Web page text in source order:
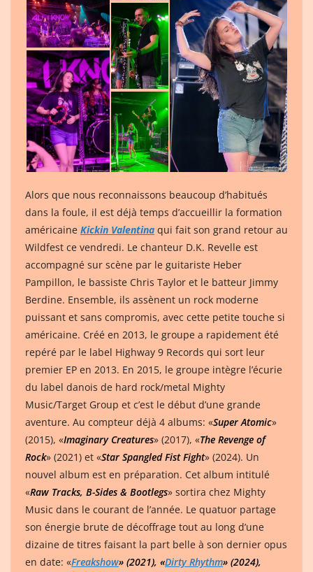
Alors que nous reconnaissons beaucoup d’habitués
dans la foule, il est déjà temps d’accueillir la formation
américaine Kickin Valentina qui fait son grand retour au
Wildfest ce vendredi. Le chanteur D.K. Revelle est
accompagné sur scène par le guitariste Heber
Pampillon, le bassiste Chris Taylor et le batteur Jimmy
Berdine. Ensemble, ils assènent un rock moderne
puissant et sans compromis, avec cette petite touche si
américaine. Créé en 2013, le groupe a rapidement été
repéré par le label Highway 9 Records qui sort leur
premier EP en 2013. En 2015, le groupe intègre l’écurie
du label danois de hard rock/metal Mighty
Music/Target Group et c’est le début d’une grande
aventure. Au compteur déjà 4 albums: «Super Atomic»
(2015), «Imaginary Creatures» (2017), «The Revenge of
Rock» (2021) et «Star Spangled Fist Fight» (2024). Un
nouvel album est en préparation. Cet album intitulé
«Raw Tracks, B-Sides & Bootlegs» sortira chez Mighty
Music dans le courant de l’année. Le quatuor partage
son énergie brute de décoffrage tout au long d’une
dizaine de titres faisant la part belle à son dernier opus
en date: «Freakshow» (2021), «Dirty Rhythm» (2024),